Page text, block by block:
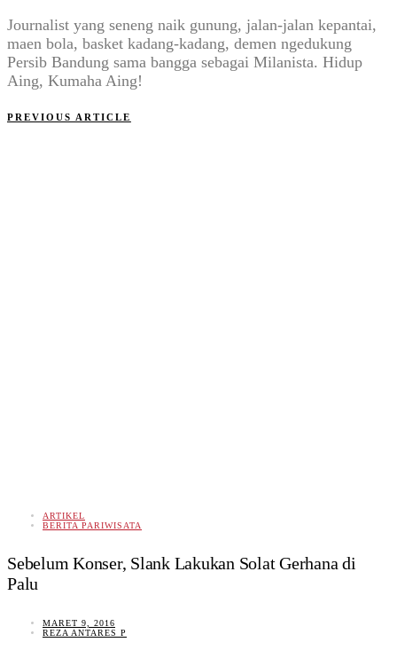
Journalist yang seneng naik gunung, jalan-jalan kepantai,
maen bola, basket kadang-kadang, demen ngedukung
Persib Bandung sama bangga sebagai Milanista. Hidup
Aing, Kumaha Aing!
PREVIOUS ARTICLE
ARTIKEL
BERITA PARIWISATA
Sebelum Konser, Slank Lakukan Solat Gerhana di
Palu
MARET 9, 2016
REZA ANTARES P